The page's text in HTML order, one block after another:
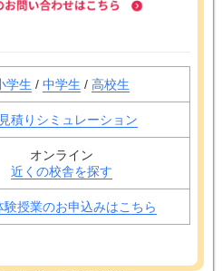
学生 / 中学生 / 高校生
積りシミュレーション
オンライン
近くの校舎を探す
験授業のお申込みはこちら